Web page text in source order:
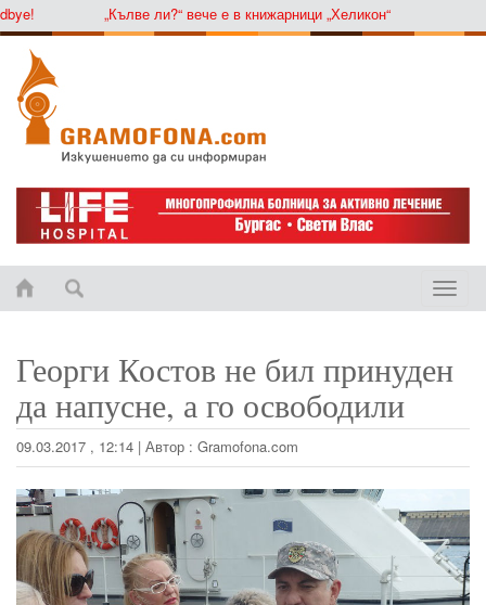
„Кълве ли?“ вече е в книжарници „Хеликон“
Toggle
Георги Костов не бил принуден
да напусне, а го освободили
09.03.2017 , 12:14 | Автор : Gramofona.com